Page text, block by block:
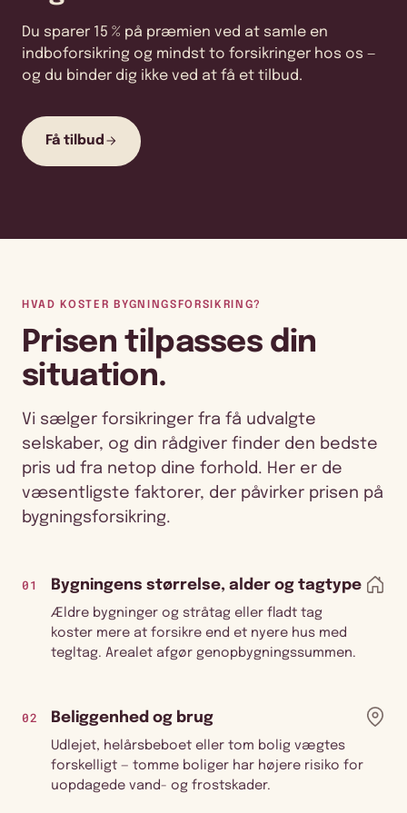
Du sparer 15 % på præmien ved at samle en
indboforsikring og mindst to forsikringer hos os —
og du binder dig ikke ved at få et tilbud.
Få tilbud
HVAD KOSTER BYGNINGSFORSIKRING?
Prisen tilpasses din
situation.
Vi sælger forsikringer fra få udvalgte
selskaber, og din rådgiver finder den bedste
pris ud fra netop dine forhold. Her er de
væsentligste faktorer, der påvirker prisen på
bygningsforsikring.
01 Bygningens størrelse, alder og tagtype
Ældre bygninger og stråtag eller fladt tag
koster mere at forsikre end et nyere hus med
tegltag. Arealet afgør genopbygningssummen.
02 Beliggenhed og brug
Udlejet, helårsbeboet eller tom bolig vægtes
forskelligt — tomme boliger har højere risiko for
uopdagede vand- og frostskader.